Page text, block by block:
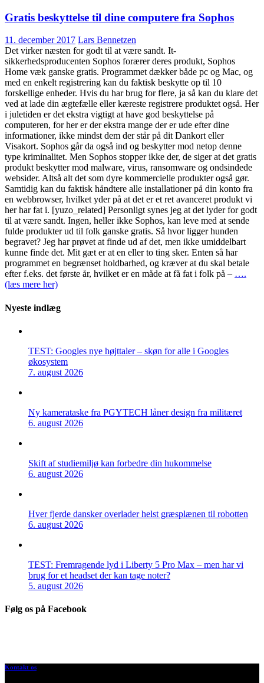
Gratis beskyttelse til dine computere fra Sophos
11. december 2017 Lars Bennetzen
Det virker næsten for godt til at være sandt. It-
sikkerhedsproducenten Sophos forærer deres produkt, Sophos
Home væk ganske gratis. Programmet dækker både pc og Mac, og
med en enkelt registrering kan du faktisk beskytte op til 10
forskellige enheder. Hvis du har brug for flere, ja så kan du klare det
ved at lade din ægtefælle eller kæreste registrere produktet også. Her
i juletiden er det ekstra vigtigt at have god beskyttelse på
computeren, for her er der ekstra mange der er ude efter dine
informationer, ikke mindst dem der står på dit Dankort eller
Visakort. Sophos går da også ind og beskytter mod netop denne
type kriminalitet. Men Sophos stopper ikke der, de siger at det gratis
produkt beskytter mod malware, virus, ransomware og ondsindede
websider. Altså alt det som dyre kommercielle produkter også gør.
Samtidig kan du faktisk håndtere alle installationer på din konto fra
en webbrowser, hvilket yder på at det er et ret avanceret produkt vi
her har fat i. [yuzo_related] Personligt synes jeg at det lyder for godt
til at være sandt. Ingen, heller ikke Sophos, kan leve med at sende
fulde produkter ud til folk ganske gratis. Så hvor ligger hunden
begravet? Jeg har prøvet at finde ud af det, men ikke umiddelbart
kunne finde det. Mit gæt er at en eller to ting sker. Enten så har
programmet en begrænset holdbarhed, og kræver at du skal betale
efter f.eks. det første år, hvilket er en måde at få fat i folk på – ….
(læs mere her)
Nyeste indlæg
TEST: Googles nye højttaler – skøn for alle i Googles
økosystem
7. august 2026
Ny kamerataske fra PGYTECH låner design fra militæret
6. august 2026
Skift af studiemiljø kan forbedre din hukommelse
6. august 2026
Hver fjerde dansker overlader helst græsplænen til robotten
6. august 2026
TEST: Fremragende lyd i Liberty 5 Pro Max – men har vi
brug for et headset der kan tage noter?
5. august 2026
Følg os på Facebook
Kontakt os